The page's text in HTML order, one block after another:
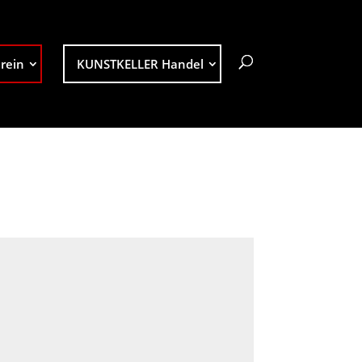
KUNSTKELLER Handel